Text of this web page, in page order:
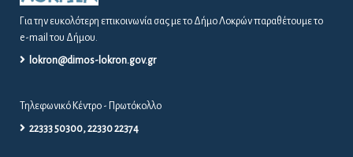
Για την ευκολότερη επικοινωνία σας με το Δήμο Λοκρών παραθέτουμε το
e-mail του Δήμου.
lokron@dimos-lokron.gov.gr
Τηλεφωνικό Κέντρο - Πρωτόκολλο
22333 50300, 22330 22374